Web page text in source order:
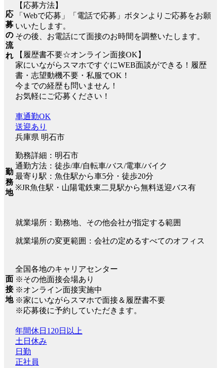
応
募
の
流
れ
【応募方法】
「Webで応募」「電話で応募」ボタンよりご応募をお願
いいたします。
その後、お電話にて面接のお時間を調整いたします。
【履歴書不要☆オンライン面接OK】
家にいながらスマホですぐにWEB面談ができる！履歴
書・志望動機不要・私服でOK！
今までの経歴も問いません！
お気軽にご応募ください！
勤
務
地
車通勤OK
送迎あり
兵庫県 明石市
勤務詳細：明石市
通勤方法：徒歩/車/自転車/バス/電車/バイク
最寄り駅：魚住駅から車5分・徒歩20分
※JR魚住駅・山陽電鉄東二見駅から無料送迎バス有
就業場所：勤務地、その他会社が指定する範囲
就業場所の変更範囲：会社の定めるすべてのオフィス
面
接
地
全国各地のキャリアセンター
※その他面接会場あり
※オンライン面接実施中
※家にいながらスマホで面接＆履歴書不要
※応募後に予約していただきます。
年間休日120日以上
土日休み
日勤
正社員